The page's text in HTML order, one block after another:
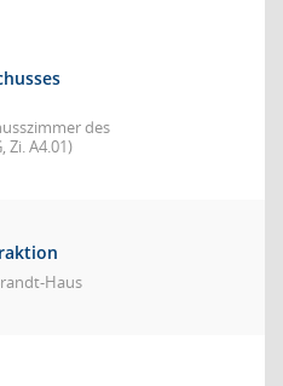
des
Zi. A4.01)
Haus